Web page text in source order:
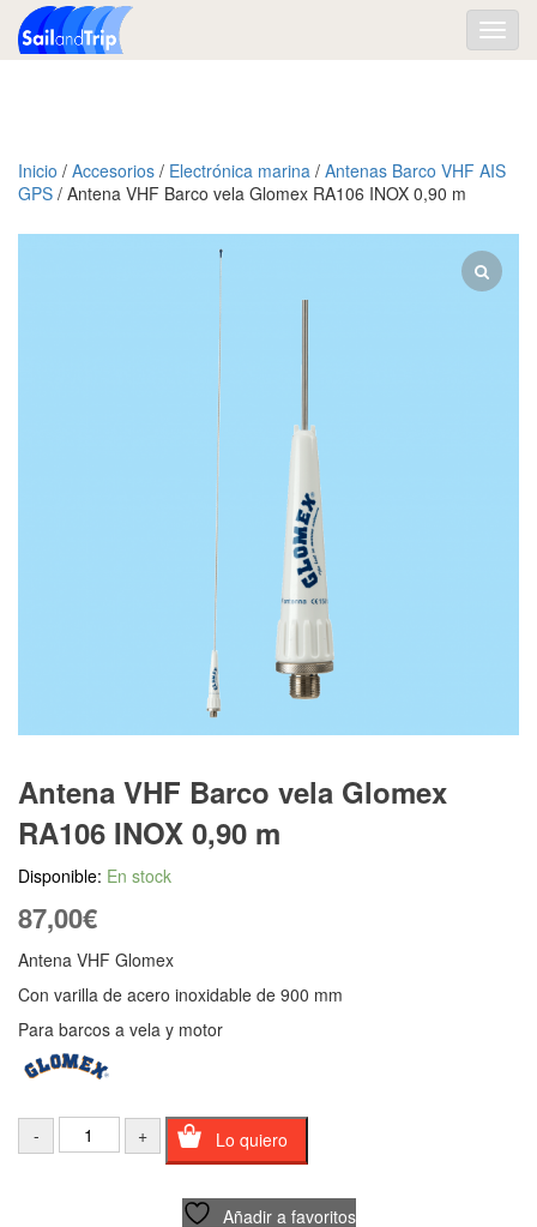
Inicio / Accesorios / Electrónica marina / Antenas Barco VHF AIS
GPS / Antena VHF Barco vela Glomex RA106 INOX 0,90 m
Antena VHF Barco vela Glomex
RA106 INOX 0,90 m
Disponible: En stock
87,00€
Antena VHF Glomex
Con varilla de acero inoxidable de 900 mm
Para barcos a vela y motor
Lo quiero
Añadir a favoritos